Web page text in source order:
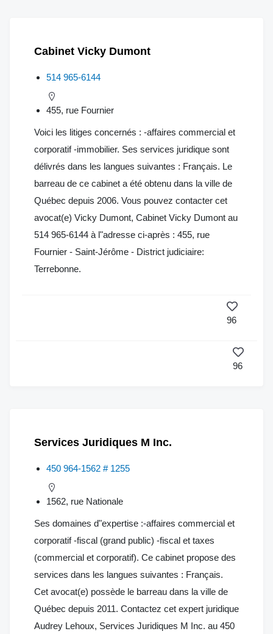
Cabinet Vicky Dumont
514 965-6144
455, rue Fournier
Voici les litiges concernés : -affaires commercial et
corporatif -immobilier. Ses services juridique sont
délivrés dans les langues suivantes : Français. Le
barreau de ce cabinet a été obtenu dans la ville de
Québec depuis 2006. Vous pouvez contacter cet
avocat(e) Vicky Dumont, Cabinet Vicky Dumont au
514 965-6144 à l"adresse ci-après : 455, rue
Fournier - Saint-Jérôme - District judiciaire:
Terrebonne.
96
96
Services Juridiques M Inc.
450 964-1562 # 1255
1562, rue Nationale
Ses domaines d"expertise :-affaires commercial et
corporatif -fiscal (grand public) -fiscal et taxes
(commercial et corporatif). Ce cabinet propose des
services dans les langues suivantes : Français.
Cet avocat(e) possède le barreau dans la ville de
Québec depuis 2011. Contactez cet expert juridique
Audrey Lehoux, Services Juridiques M Inc. au 450